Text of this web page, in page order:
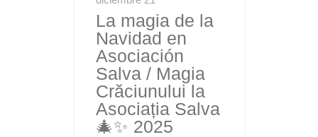
La magia de la
Navidad en
Asociación
Salva / Magia
Crăciunului la
Asociația Salva
🎄✨ 2025